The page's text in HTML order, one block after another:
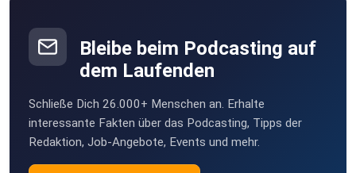
Bleibe beim Podcasting auf
dem Laufenden
Schließe Dich 26.000+ Menschen an. Erhalte
interessante Fakten über das Podcasting, Tipps der
Redaktion, Job-Angebote, Events und mehr.